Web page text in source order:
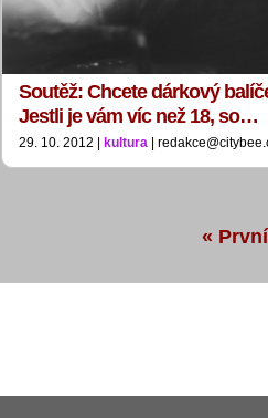
Soutěž: Chcete dárkový
Jestli je vám víc než 18, so…
29. 10. 2012 | kultura |
« První